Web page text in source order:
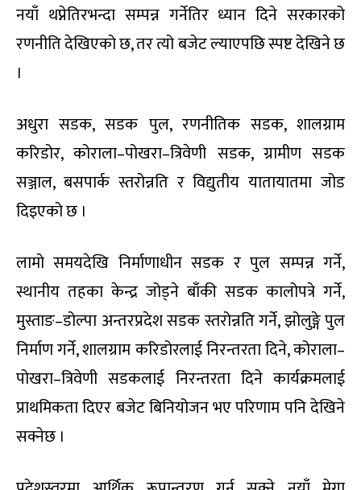
नयाँ थप्नेतिरभन्दा सम्पन्न गर्नेतिर ध्यान दिने सरकारको
रणनीति देखिएको छ, तर त्यो बजेट ल्याएपछि स्पष्ट देखिने छ
।
अधुरा सडक, सडक पुल, रणनीतिक सडक, शालग्राम
करिडोर, कोराला–पोखरा–त्रिवेणी सडक, ग्रामीण सडक
सञ्जाल, बसपार्क स्तरोन्नति र विद्युतीय यातायातमा जोड
दिइएको छ ।
लामो समयदेखि निर्माणाधीन सडक र पुल सम्पन्न गर्ने,
स्थानीय तहका केन्द्र जोड्ने बाँकी सडक कालोपत्रे गर्ने,
मुस्ताङ–डोल्पा अन्तरप्रदेश सडक स्तरोन्नति गर्ने, झोलुङ्गे पुल
निर्माण गर्ने, शालग्राम करिडोरलाई निरन्तरता दिने, कोराला–
पोखरा–त्रिवेणी सडकलाई निरन्तरता दिने कार्यक्रमलाई
प्राथमिकता दिएर बजेट बिनियोजन भए परिणाम पनि देखिने
सक्नेछ ।